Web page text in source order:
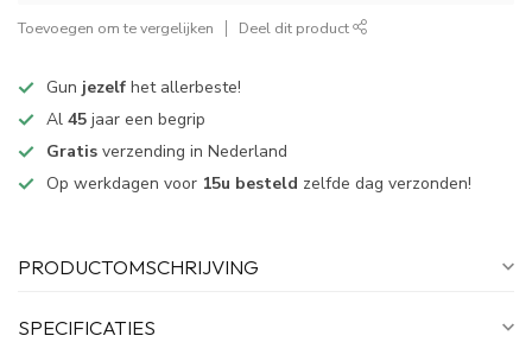
Toevoegen om te vergelijken Deel dit product
Gun jezelf het allerbeste!
Al 45 jaar een begrip
Gratis verzending in Nederland
Op werkdagen voor 15u besteld zelfde dag verzonden!
PRODUCTOMSCHRIJVING
SPECIFICATIES